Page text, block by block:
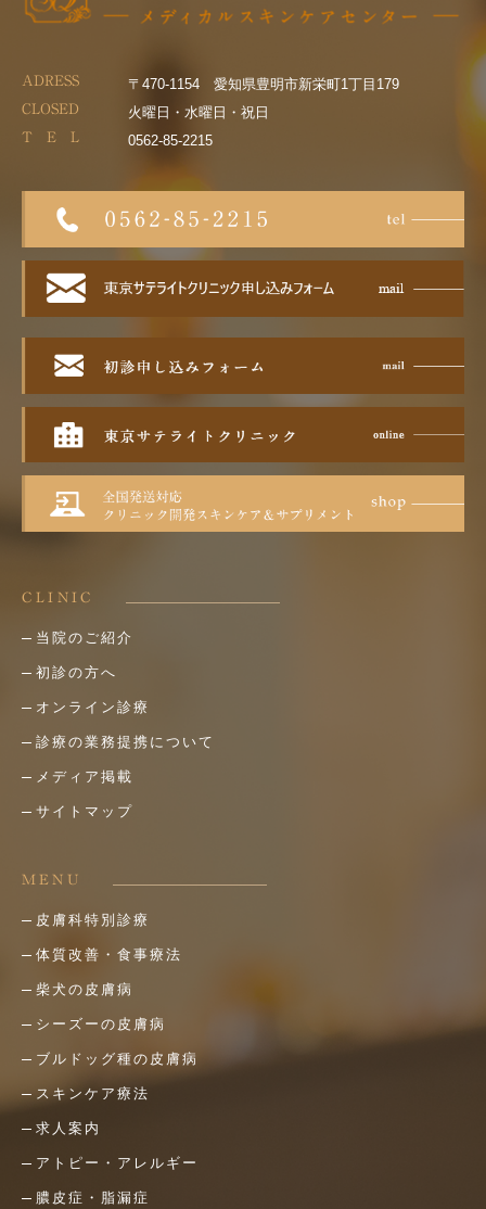
ADRESS 〒470-1154 愛知県豊明市新栄町1丁目179
CLOSED 火曜日・水曜日・祝日
T E L 0562-85-2215
CLINIC
当院のご紹介
初診の方へ
オンライン診療
診療の業務提携について
メディア掲載
サイトマップ
MENU
皮膚科特別診療
体質改善・食事療法
柴犬の皮膚病
シーズーの皮膚病
ブルドッグ種の皮膚病
スキンケア療法
求人案内
アトピー・アレルギー
膿皮症・脂漏症